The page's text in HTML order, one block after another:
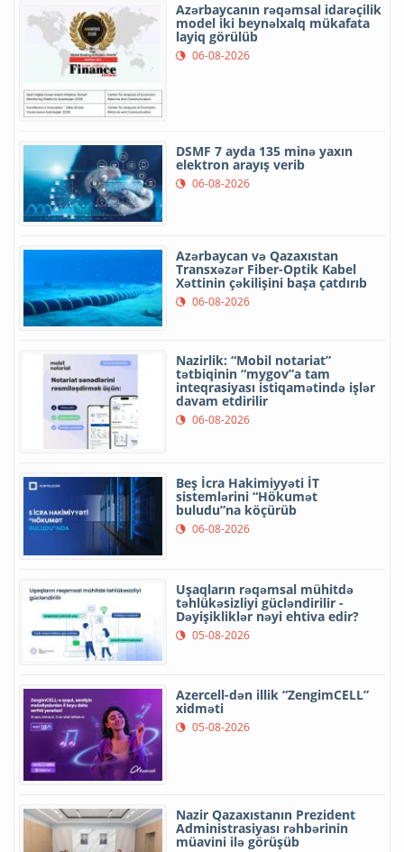
Azərbaycanın rəqəmsal idarəçilik
model iki beynəlxalq mükafata
layiq görülüb
06-08-2026
DSMF 7 ayda 135 minə yaxın
elektron arayış verib
06-08-2026
Azərbaycan və Qazaxıstan
Transxəzər Fiber-Optik Kabel
Xəttinin çəkilişini başa çatdırıb
06-08-2026
Nazirlik: “Mobil notariat”
tətbiqinin “mygov”a tam
inteqrasiyası istiqamətində işlər
davam etdirilir
06-08-2026
Beş İcra Hakimiyyəti İT
sistemlərini “Hökumət
buludu”na köçürüb
06-08-2026
Uşaqların rəqəmsal mühitdə
təhlükəsizliyi gücləndirilir -
Dəyişikliklər nəyi ehtiva edir?
05-08-2026
Azercell-dən illik “ZengimCELL”
xidməti
05-08-2026
Nazir Qazaxıstanın Prezident
Administrasiyası rəhbərinin
müavini ilə görüşüb